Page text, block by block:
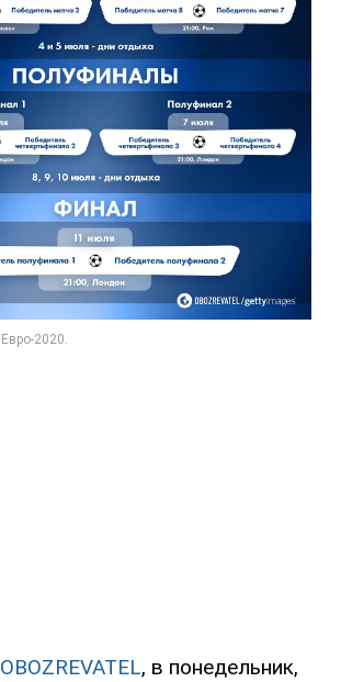
OBOZREVATEL, в понедельник,